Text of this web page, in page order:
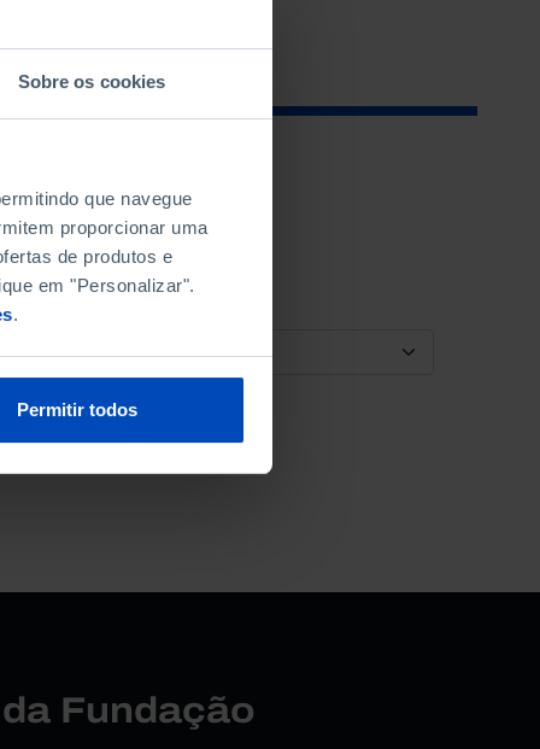
Sobre os cookies
que navegue
proporcionar uma
de produtos e
em "Personalizar".
.
Permitir todos
ORDENAR POR
Fundação